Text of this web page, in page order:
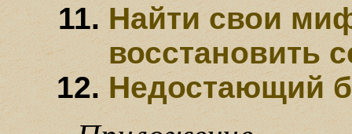
Найти свои
восстановить
Недостающий